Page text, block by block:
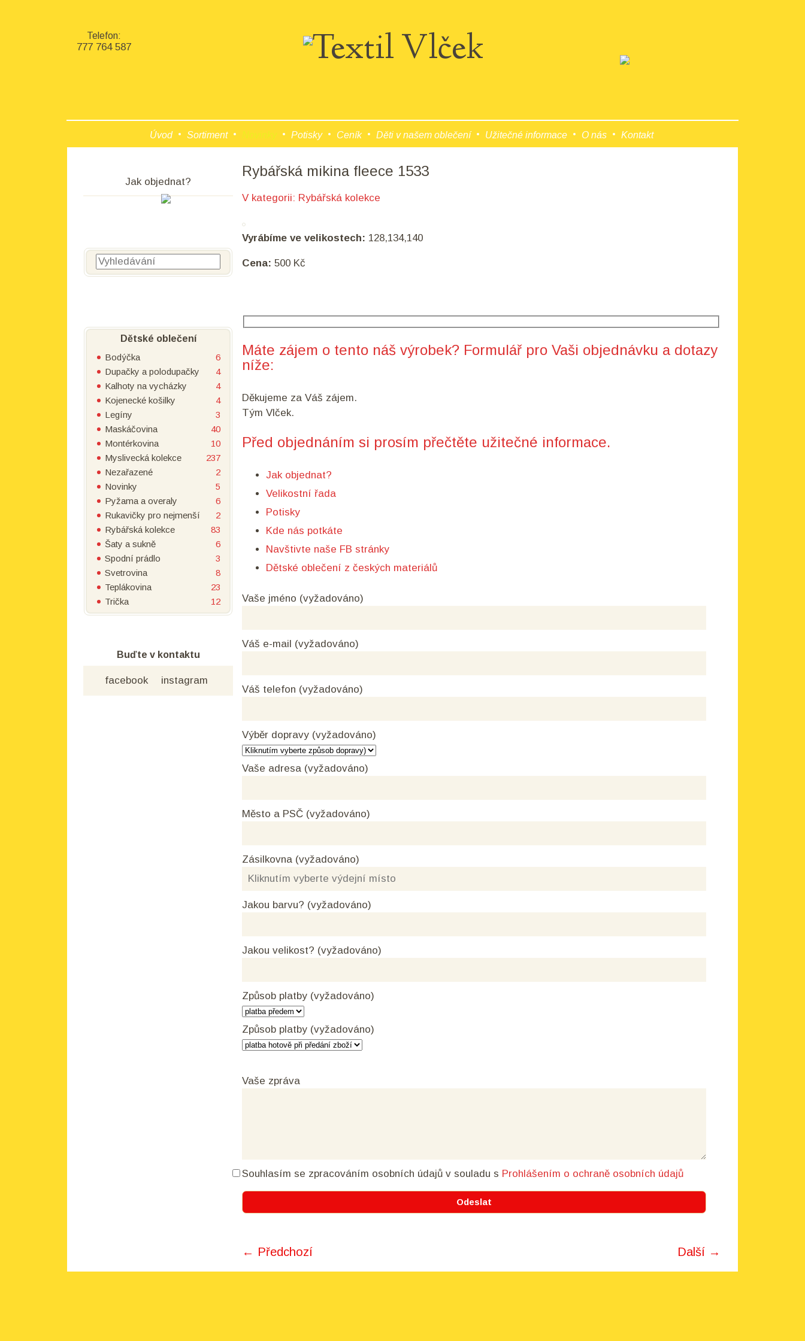
Telefon:
777 764 587
Úvod Sortiment Potisky Ceník Děti v našem oblečení Užitečné informace O nás Kontakt
Rybářská mikina fleece 1533
V kategorii: Rybářská kolekce
Vyrábíme ve velikostech: 128,134,140
Cena:500 Kč
Máte zájem o tento náš výrobek? Formulář pro Vaši objednávku a dotazy
níže:
Děkujeme za Váš zájem.
Tým Vlček.
Před objednáním si prosím přečtěte užitečné informace.
Jak objednat?
Velikostní řada
Potisky
Kde nás potkáte
Navštivte naše FB stránky
Dětské oblečení z českých materiálů
Vaše jméno (vyžadováno)
Váš e-mail (vyžadováno)
Váš telefon (vyžadováno)
Výběr dopravy (vyžadováno)
Vaše adresa (vyžadováno)
Město a PSČ (vyžadováno)
Zásilkovna (vyžadováno)
Jakou barvu? (vyžadováno)
Jakou velikost? (vyžadováno)
Způsob platby (vyžadováno)
Způsob platby (vyžadováno)
Vaše zpráva
Souhlasím se zpracováním osobních údajů v souladu s Prohlášením o ochraně osobních údajů
← Předchozí Další →
Jak objednat?
Vyhledávání
Dětské oblečení
Bodýčka
6
Dupačky a polodupačky
4
Kalhoty na vycházky
4
Kojenecké košilky
4
Legíny
3
Maskáčovina
40
Montérkovina
10
Myslivecká kolekce
237
Nezařazené
2
Novinky
5
Pyžama a overaly
6
Rukavičky pro nejmenší
2
Rybářská kolekce
83
Šaty a sukně
6
Spodní prádlo
3
Svetrovina
8
Teplákovina
23
Trička
12
Buďte v kontaktu
facebook instagram